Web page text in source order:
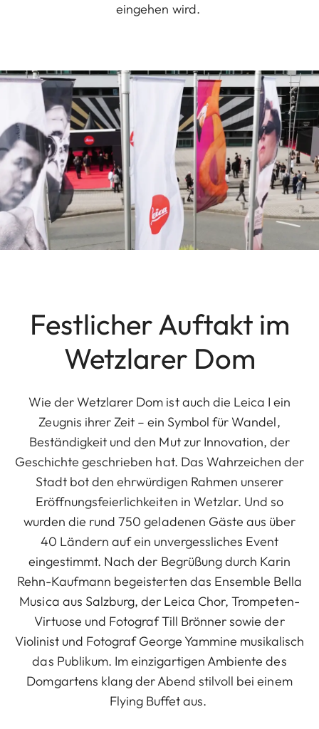
eingehen wird.
Festlicher Auftakt im
Wetzlarer Dom
Wie der Wetzlarer Dom ist auch die Leica I ein
Zeugnis ihrer Zeit – ein Symbol für Wandel,
Beständigkeit und den Mut zur Innovation, der
Geschichte geschrieben hat. Das Wahrzeichen der
Stadt bot den ehrwürdigen Rahmen unserer
Eröffnungsfeierlichkeiten in Wetzlar. Und so
wurden die rund 750 geladenen Gäste aus über
40 Ländern auf ein unvergessliches Event
eingestimmt. Nach der Begrüßung durch Karin
Rehn-Kaufmann begeisterten das Ensemble Bella
Musica aus Salzburg, der Leica Chor, Trompeten-
Virtuose und Fotograf Till Brönner sowie der
Violinist und Fotograf George Yammine musikalisch
das Publikum. Im einzigartigen Ambiente des
Domgartens klang der Abend stilvoll bei einem
Flying Buffet aus.